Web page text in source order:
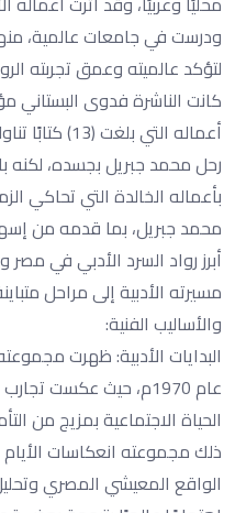
ودرست في جامعات عالمية، منها
لتؤكد عالميته وعمق تجربته
كانت الناشرة فدوى البستاني
أعماله التي بلغت (13) كتابًا تناولت أدبه وتاريخه الفكري.
رحل محمد جبريل بجسده، لكنه
بأعماله الخالدة التي تحاكي
محمد جبريل، بما قدمه من
أبرز رواد السرد الأدبي في
مسيرته الأدبية إلى مراحل
والأساليب الفنية:
البدايات الأدبية: ظهرت
عام 1970م، حيث عكست
الحياة الاجتماعية بمزيج من
ذلك مجموعته انعكاسات الأيام
الواقع المعيشي المصري